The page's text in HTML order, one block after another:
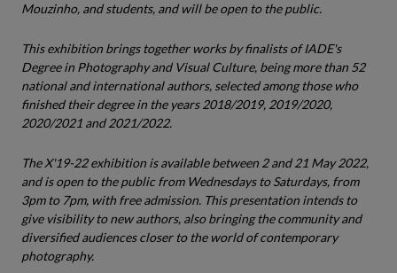
Mouzinho, and students, and will be open to the public.
This exhibition brings together works by finalists of IADE's
Degree in Photography and Visual Culture, being more than 52
national and international authors, selected among those who
finished their degree in the years 2018/2019, 2019/2020,
2020/2021 and 2021/2022.
The X'19-22 exhibition is available between 2 and 21 May 2022,
and is open to the public from Wednesdays to Saturdays, from
3pm to 7pm, with free admission. This presentation intends to
give visibility to new authors, also bringing the community and
diversified audiences closer to the world of contemporary
photography.